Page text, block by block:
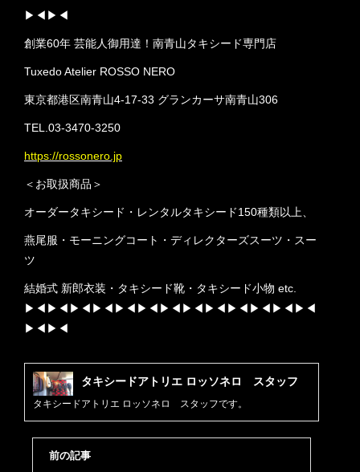
▶︎◀︎▶︎◀︎
創業60年 芸能人御用達！南青山タキシード専門店
Tuxedo Atelier ROSSO NERO
東京都港区南青山4-17-33 グランカーサ南青山306
TEL.03-3470-3250
https://rossonero.jp
＜お取扱商品＞
オーダータキシード・レンタルタキシード150種類以上、
燕尾服・モーニングコート・ディレクターズスーツ・スー
ツ
結婚式 新郎衣装・タキシード靴・タキシード小物 etc.
▶︎◀︎▶︎◀︎▶︎◀︎▶︎◀︎▶︎◀︎▶︎◀︎▶︎◀︎▶︎◀︎▶︎◀︎▶︎◀︎▶︎◀︎▶︎◀︎▶︎◀︎
▶︎◀︎▶︎◀︎
タキシードアトリエ ロッソネロ スタッフ
タキシードアトリエ ロッソネロ スタッフです。
前の記事